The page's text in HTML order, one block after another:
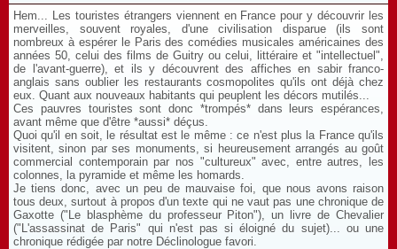
Hem... Les touristes étrangers viennent en France pour y découvrir les
merveilles, souvent royales, d'une civilisation disparue (ils sont
nombreux à espérer le Paris des comédies musicales américaines des
années 50, celui des films de Guitry ou celui, littéraire et "intellectuel",
de l'avant-guerre), et ils y découvrent des affiches en sabir franco-
anglais sans oublier les restaurants cosmopolites qu'ils ont déjà chez
eux. Quant aux nouveaux habitants qui peuplent les décors mutilés...
Ces pauvres touristes sont donc *trompés* dans leurs espérances,
avant même que d'être *aussi* déçus.
Quoi qu'il en soit, le résultat est le même : ce n'est plus la France qu'ils
visitent, sinon par ses monuments, si heureusement arrangés au goût
commercial contemporain par nos "cultureux" avec, entre autres, les
colonnes, la pyramide et même les homards.
Je tiens donc, avec un peu de mauvaise foi, que nous avons raison
tous deux, surtout à propos d'un texte qui ne vaut pas une chronique de
Gaxotte ("Le blasphème du professeur Piton"), un livre de Chevalier
("L'assassinat de Paris" qui n'est pas si éloigné du sujet)... ou une
chronique rédigée par notre Déclinologue favori.